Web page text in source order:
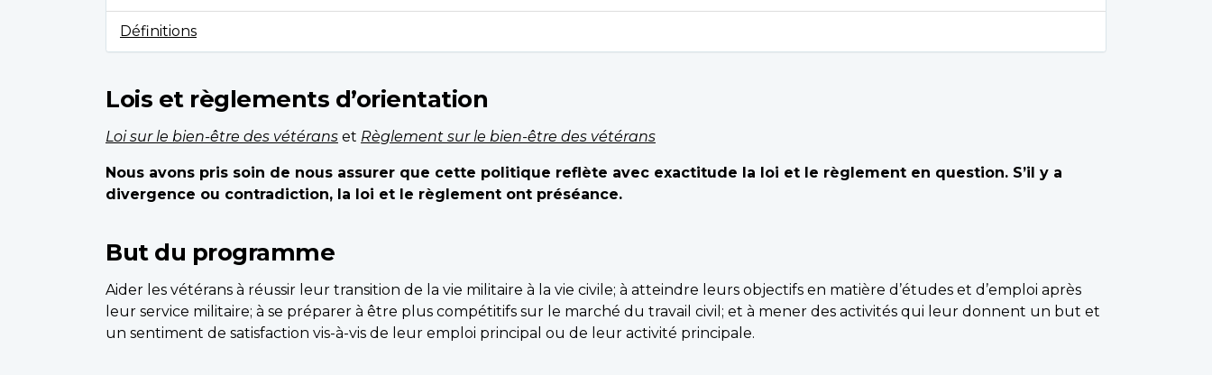
Définitions
Lois et règlements d’orientation
Loi sur le bien-être des vétérans et Règlement sur le bien-être des vétérans
Nous avons pris soin de nous assurer que cette politique reflète avec exactitude la loi et le règlement en question. S’il y a
divergence ou contradiction, la loi et le règlement ont préséance.
But du programme
Aider les vétérans à réussir leur transition de la vie militaire à la vie civile; à atteindre leurs objectifs en matière d’études et d’emploi après
leur service militaire; à se préparer à être plus compétitifs sur le marché du travail civil; et à mener des activités qui leur donnent un but et
un sentiment de satisfaction vis-à-vis de leur emploi principal ou de leur activité principale.